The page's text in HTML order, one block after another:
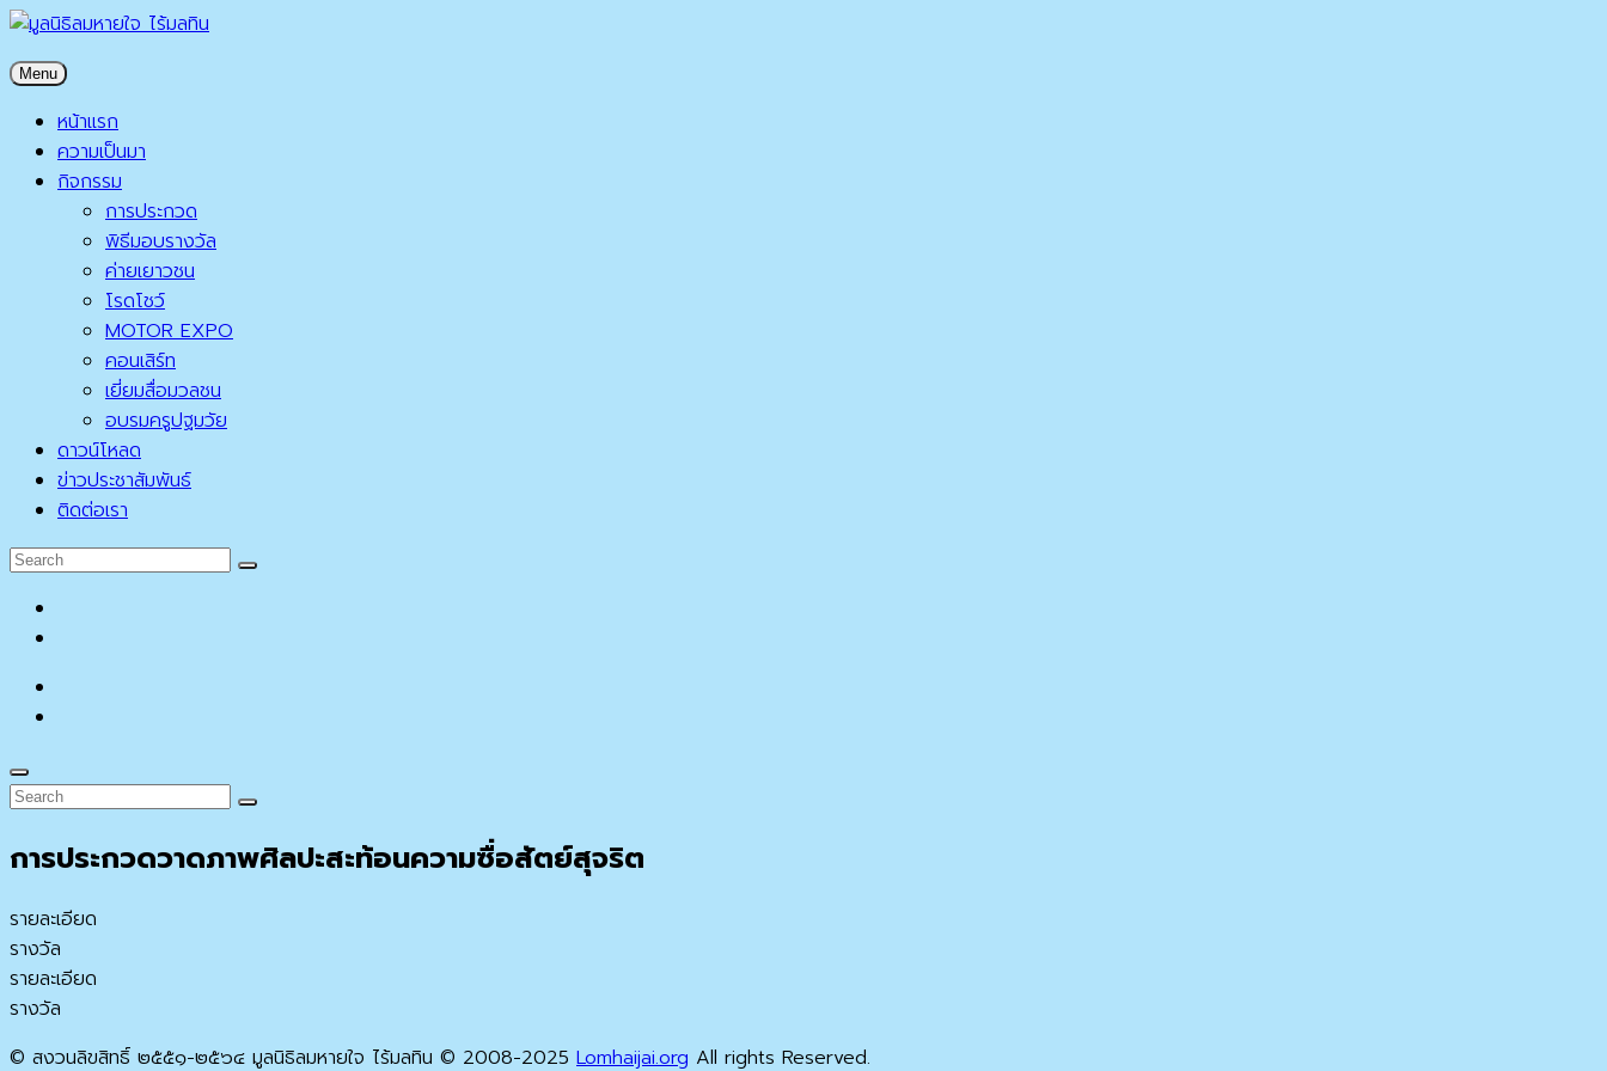
Skip
content
มูลนิธิลมหายใจ ไร้มลทิน
มูลนิธิลมหายใจ ไร้มลทิน
Menu
หน้าแรก
ความเป็นมา
กิจกรรม
การประกวด
พิธีมอบรางวัล
ค่ายเยาวชน
โรดโชว์
MOTOR EXPO
คอนเสิร์ท
เยี่ยมสื่อมวลชน
อบรมครูปฐมวัย
ดาวน์โหลด
ข่าวประชาสัมพันธ์
ติดต่อเรา
Search
Search
Search
Search
Search
การประกวดวาดภาพศิลปะสะท้อนความซื่อสัตย์สุจริต
รายละเอียด
รางวัล
รายละเอียด
รางวัล
© สงวนลิขสิทธิ์ ๒๕๕๑-๒๕๖๔ มูลนิธิลมหายใจ ไร้มลทิน © 2008-2025 Lomhaijai.org All rights Reserved.